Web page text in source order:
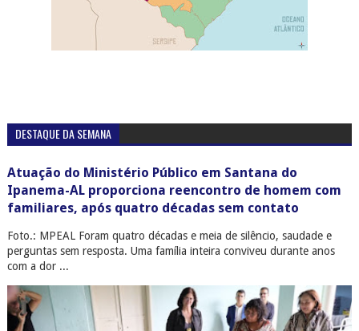
DESTAQUE DA SEMANA
Atuação do Ministério Público em Santana do
Ipanema-AL proporciona reencontro de homem com
familiares, após quatro décadas sem contato
Foto.: MPEAL Foram quatro décadas e meia de silêncio, saudade e
perguntas sem resposta. Uma família inteira conviveu durante anos
com a dor ...